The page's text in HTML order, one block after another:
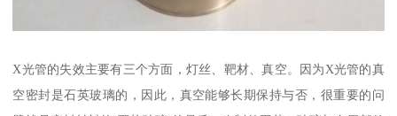
X光管的失效主要有三个方面，灯丝、靶材、真空。因为X光管的真
空密封是石英玻璃的，因此，真空能够长期保持与否，很重要的问